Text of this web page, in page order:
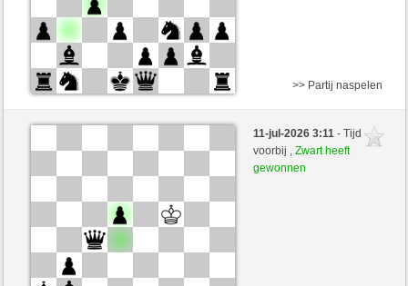
Wit
Albrock (1557) (-7)
Partij telt mee voor de ranglijst
>> Partij naspelen
11-jul-2026 3:11- Tijd
voorbij ,Zwart heeft
gewonnen